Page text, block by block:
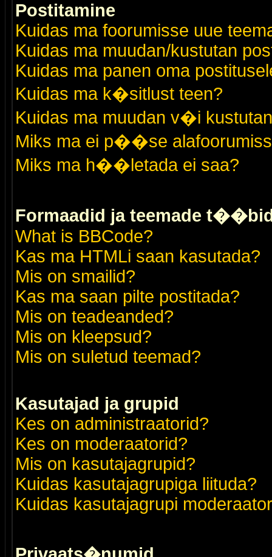
Postitamine
Kuidas ma foorumisse uue
Kuidas ma muudan/kustutan
Kuidas ma panen oma
Kuidas ma k�sitlust teen?
Kuidas ma muudan v�i
Miks ma ei p��se
Miks ma h��letada ei saa?
Formaadid ja teemade
What is BBCode?
Kas ma HTMLi saan kasutada?
Mis on smailid?
Kas ma saan pilte postitada?
Mis on teadeanded?
Mis on kleepsud?
Mis on suletud teemad?
Kasutajad ja grupid
Kes on administraatorid?
Kes on moderaatorid?
Mis on kasutajagrupid?
Kuidas kasutajagrupiga liituda?
Kuidas kasutajagrupi